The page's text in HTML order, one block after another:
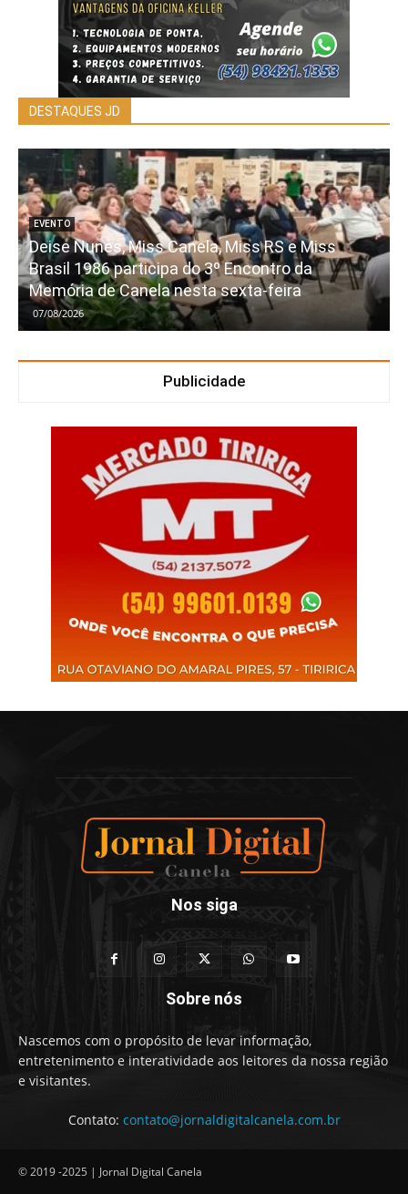
DESTAQUES JD
EVENTO
Deise Nunes, Miss Canela, Miss RS e Miss
Brasil 1986 participa do 3º Encontro da
Memória de Canela nesta sexta-feira
07/08/2026
Publicidade
Nos siga
Sobre nós
Nascemos com o propósito de levar informação,
entretenimento e interatividade aos leitores da nossa região
e visitantes.
Contato: contato@jornaldigitalcanela.com.br
© 2019 -2025 | Jornal Digital Canela